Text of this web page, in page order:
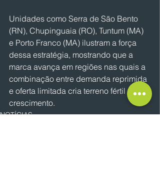
Unidades como Serra de São Bento
(RN), Chupinguaia (RO), Tuntum (MA)
e Porto Franco (MA) ilustram a força
dessa estratégia, mostrando que a
marca avança em regiões nas quais a
combinação entre demanda reprimida
e oferta limitada cria terreno fértil para
crescimento.
NOTÍCIAS